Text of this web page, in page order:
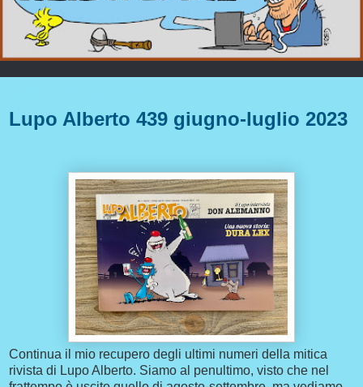
Lupo Alberto 439 giugno-luglio 2023
Continua il mio recupero degli ultimi numeri della mitica
rivista di Lupo Alberto. Siamo al penultimo, visto che nel